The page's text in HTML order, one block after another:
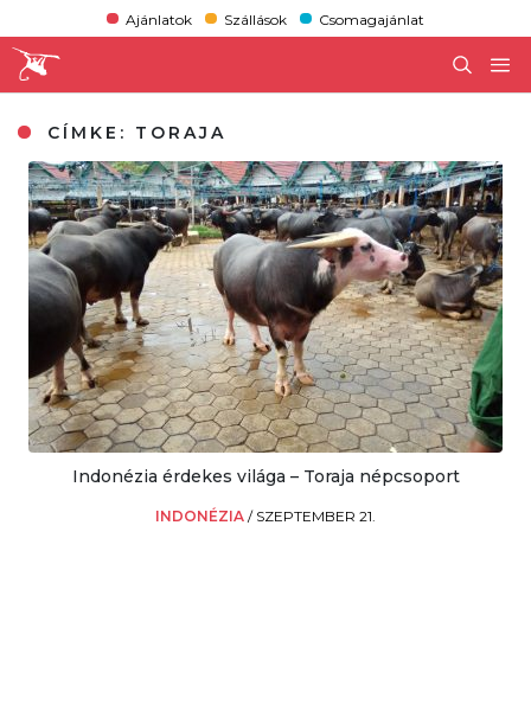
Ajánlatok Szállások Csomagajánlat
CÍMKE: TORAJA
Indonézia érdekes világa – Toraja népcsoport
INDONÉZIA / SZEPTEMBER 21.